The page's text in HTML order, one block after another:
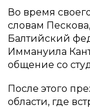
Во время
словам
Балтийский
Иммануила
общение со
После этого
области, где